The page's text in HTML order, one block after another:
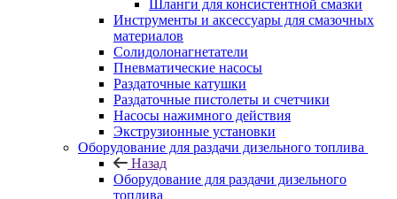
Шланги для консистентной смазки
Инструменты и аксессуары для смазочных
материалов
Солидолонагнетатели
Пневматические насосы
Раздаточные катушки
Раздаточные пистолеты и счетчики
Насосы нажимного действия
Экструзионные установки
Оборудование для раздачи дизельного топлива
Назад
Оборудование для раздачи дизельного
топлива